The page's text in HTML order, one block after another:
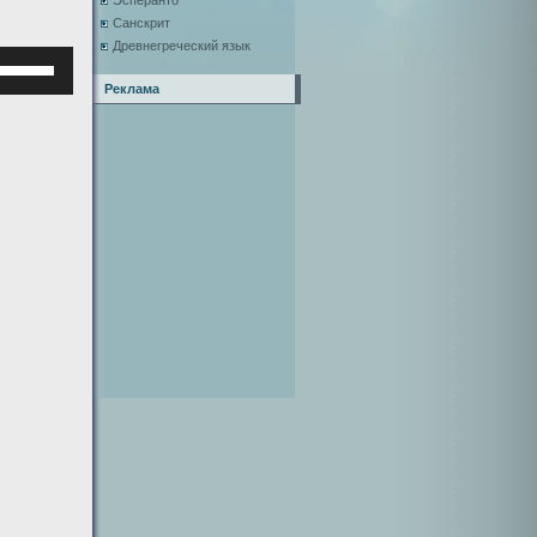
Санскрит
Древнегреческий язык
Реклама